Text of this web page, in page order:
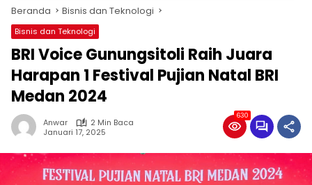
Beranda Bisnis dan Teknologi
Bisnis dan Teknologi
BRI Voice Gunungsitoli Raih Juara
Harapan 1 Festival Pujian Natal BRI
Medan 2024
Anwar
2 Min Baca
Januari 17, 2025
630